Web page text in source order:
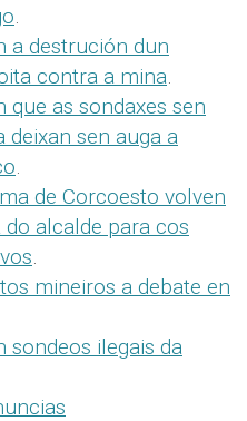
.
a destrución dun
contra a mina.
que as sondaxes sen
deixan sen auga a
.
de Corcoesto volven
alcalde para cos
.
mineiros a debate en
sondeos ilegais da